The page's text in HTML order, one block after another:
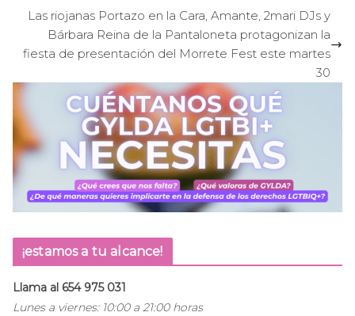
Las riojanas Portazo en la Cara, Amante, 2mari DJs y
Bárbara Reina de la Pantaloneta protagonizan la
fiesta de presentación del Morrete Fest este martes
30
¡estamos a tu alcance!
Llama al 654 975 031
Lunes a viernes: 10:00 a 21:00 horas